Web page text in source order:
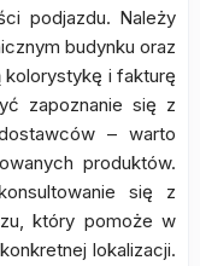
podjazdu. Należy
budynku oraz
i fakturę
zapoznanie się z
– warto
produktów.
się z
który pomoże w
lokalizacji.